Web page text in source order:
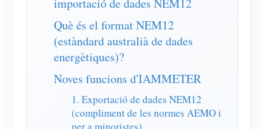
Simulador IAMMETER
Comptador virtual
Sistema de Predicció i Simulació Energètica
Aplicacions
Monitor d'energia del sistema solar fotovoltaic
Monitor de consum elèctric
Botiga
importació de dades NEM12
Què és el format NEM12
(estàndard australià de dades
energètiques)?
Noves funcions d'IAMMETER
1. Exportació de dades NEM12
(compliment de les normes AEMO i